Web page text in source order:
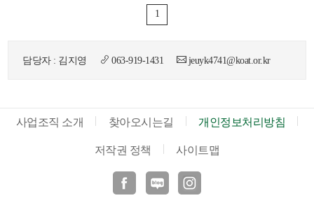
1
담당자 : 김지영 063-919-1431 jeuyk4741@koat.or.kr
사업조직 소개 찾아오시는길 개인정보처리방침
저작권 정책 사이트맵
인스타